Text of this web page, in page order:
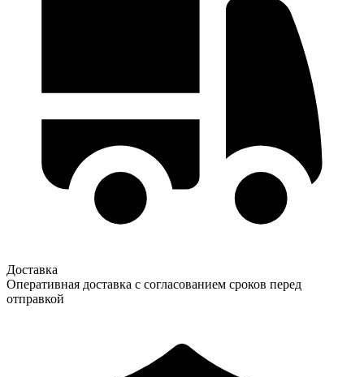
Доставка
Оперативная доставка с согласованием сроков перед
отправкой